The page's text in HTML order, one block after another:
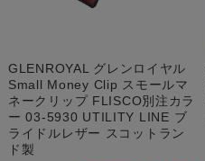
GLENROYAL グレンロイヤル
Small Money Clip スモールマ
ネークリップ FLISCO別注カラ
ー 03-5930 UTILITY LINE ブ
ライドルレザー スコットラン
ド製